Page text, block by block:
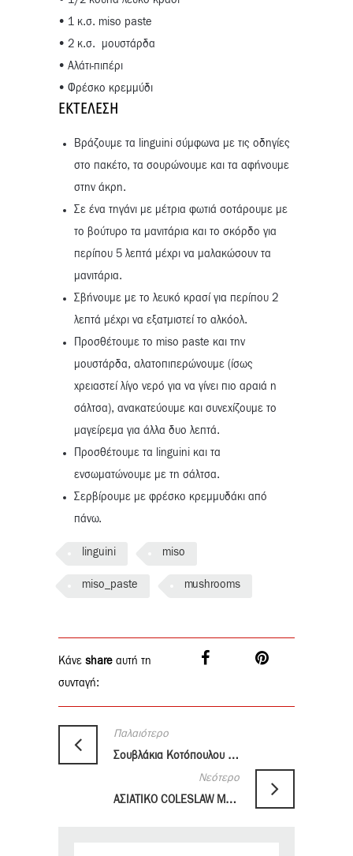
• 1 κ.σ. miso paste
• 2 κ.σ. μουστάρδα
• Αλάτι-πιπέρι
• Φρέσκο κρεμμύδι
ΕΚΤΈΛΕΣΗ
Βράζουμε τα linguini σύμφωνα με τις οδηγίες
στο πακέτο, τα σουρώνουμε και τα αφήνουμε
στην άκρη.
Σε ένα τηγάνι με μέτρια φωτιά σοτάρουμε με
το βούτυρο τα μανιτάρια και το σκόρδο για
περίπου 5 λεπτά μέχρι να μαλακώσουν τα
μανιτάρια.
Σβήνουμε με το λευκό κρασί για περίπου 2
λεπτά μέχρι να εξατμιστεί το αλκόολ.
Προσθέτουμε το miso paste και την
μουστάρδα, αλατοπιπερώνουμε (ίσως
χρειαστεί λίγο νερό για να γίνει πιο αραιά η
σάλτσα), ανακατεύουμε και συνεχίζουμε το
μαγείρεμα για άλλα δυο λεπτά.
Προσθέτουμε τα linguini και τα
ενσωματώνουμε με τη σάλτσα.
Σερβίρουμε με φρέσκο κρεμμυδάκι από
πάνω.
linguini miso
miso_paste mushrooms
Κάνε share αυτή τη
συνταγή:
Παλαιότερο
Σουβλάκια Κοτόπουλου με Harissa
Νεότερο
ΑΣΙΑΤΙΚΟ COLESLAW ME PONZU CITRUS SOY SAUCE